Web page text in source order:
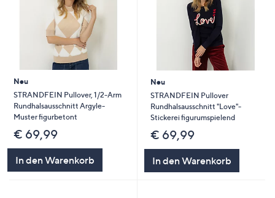
Neu
STRANDFEIN Pullover, 1/2-Arm
Rundhalsausschnitt Argyle-
Muster figurbetont
€ 69,99
In den Warenkorb
Neu
STRANDFEIN Pullover
Rundhalsausschnitt "Love"-
Stickerei figurumspielend
€ 69,99
In den Warenkorb